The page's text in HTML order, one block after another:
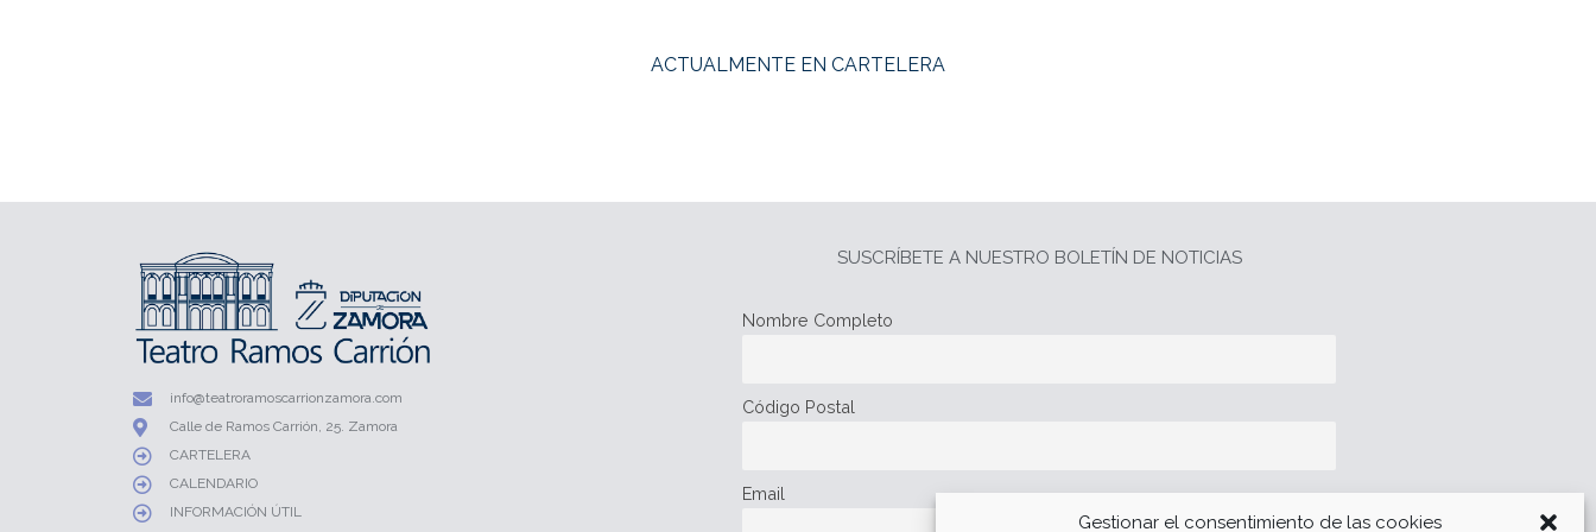
Gestionar el consentimiento de las cookies
ACTUALMENTE EN CARTELERA
info@teatroramoscarrionzamora.com
Calle de Ramos Carrión, 25. Zamora
CARTELERA
CALENDARIO
INFORMACIÓN ÚTIL
SUSCRÍBETE A NUESTRO BOLETÍN DE NOTICIAS
Nombre Completo
Código Postal
Email